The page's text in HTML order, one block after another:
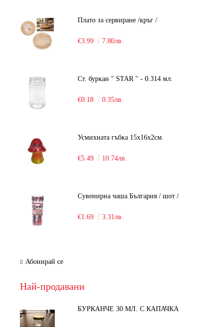
Плато за сервиране /кръг /
€3.99 7.80лв.
Ст. буркан " STAR " - 0.314 мл.
€0.18 0.35лв.
Усмихната гъбка 15х16х2см.
€5.49 10.74лв.
Сувенирна чаша България / шот /
€1.69 3.31лв.
Абонирай се
Най-продавани
БУРКАНЧЕ 30 МЛ. С КАПАЧКА